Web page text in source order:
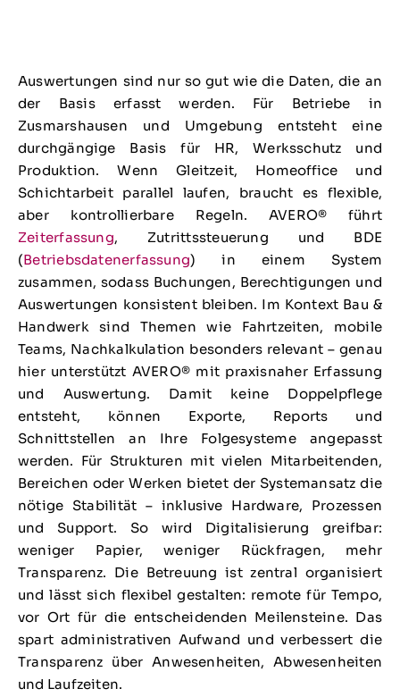
Auswertungen sind nur so gut wie die Daten, die an
der Basis erfasst werden. Für Betriebe in
Zusmarshausen und Umgebung entsteht eine
durchgängige Basis für HR, Werksschutz und
Produktion. Wenn Gleitzeit, Homeoffice und
Schichtarbeit parallel laufen, braucht es flexible,
aber kontrollierbare Regeln. AVERO® führt
Zeiterfassung, Zutrittssteuerung und BDE
(Betriebsdatenerfassung) in einem System
zusammen, sodass Buchungen, Berechtigungen und
Auswertungen konsistent bleiben. Im Kontext Bau &
Handwerk sind Themen wie Fahrtzeiten, mobile
Teams, Nachkalkulation besonders relevant – genau
hier unterstützt AVERO® mit praxisnaher Erfassung
und Auswertung. Damit keine Doppelpflege
entsteht, können Exporte, Reports und
Schnittstellen an Ihre Folgesysteme angepasst
werden. Für Strukturen mit vielen Mitarbeitenden,
Bereichen oder Werken bietet der Systemansatz die
nötige Stabilität – inklusive Hardware, Prozessen
und Support. So wird Digitalisierung greifbar:
weniger Papier, weniger Rückfragen, mehr
Transparenz. Die Betreuung ist zentral organisiert
und lässt sich flexibel gestalten: remote für Tempo,
vor Ort für die entscheidenden Meilensteine. Das
spart administrativen Aufwand und verbessert die
Transparenz über Anwesenheiten, Abwesenheiten
und Laufzeiten.